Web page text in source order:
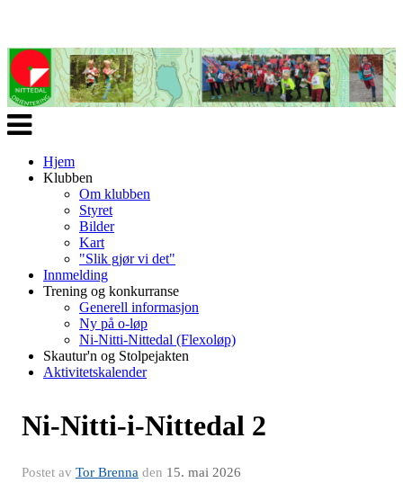
Veksle
navigasjon
Hjem
Klubben
Om klubben
Styret
Bilder
Kart
"Slik gjør vi det"
Innmelding
Trening og konkurranse
Generell informasjon
Ny på o-løp
Ni-Nitti-Nittedal (Flexoløp)
Skautur'n og Stolpejakten
Aktivitetskalender
Ni-Nitti-i-Nittedal 2
Postet av Tor Brenna den 15. mai 2026